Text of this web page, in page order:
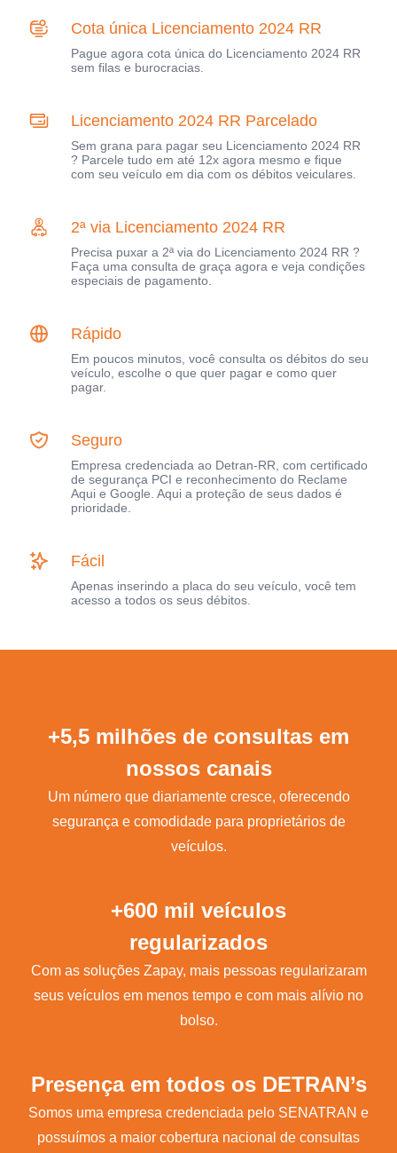
Cota única Licenciamento 2024 RR
Pague agora cota única do Licenciamento 2024 RR
sem filas e burocracias.
Licenciamento 2024 RR Parcelado
Sem grana para pagar seu Licenciamento 2024 RR
? Parcele tudo em até 12x agora mesmo e fique
com seu veículo em dia com os débitos veiculares.
2ª via Licenciamento 2024 RR
Precisa puxar a 2ª via do Licenciamento 2024 RR ?
Faça uma consulta de graça agora e veja condições
especiais de pagamento.
Rápido
Em poucos minutos, você consulta os débitos do seu
veículo, escolhe o que quer pagar e como quer
pagar.
Seguro
Empresa credenciada ao Detran-RR, com certificado
de segurança PCI e reconhecimento do Reclame
Aqui e Google. Aqui a proteção de seus dados é
prioridade.
Fácil
Apenas inserindo a placa do seu veículo, você tem
acesso a todos os seus débitos.
+5,5 milhões de consultas em
nossos canais
Um número que diariamente cresce, oferecendo
segurança e comodidade para proprietários de
veículos.
+600 mil veículos
regularizados
Com as soluções Zapay, mais pessoas regularizaram
seus veículos em menos tempo e com mais alívio no
bolso.
Presença em todos os DETRAN’s
Somos uma empresa credenciada pelo SENATRAN e
possuímos a maior cobertura nacional de consultas